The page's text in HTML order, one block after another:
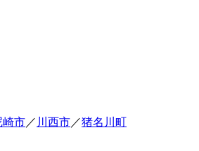
崎市／ 川西市／猪名川町